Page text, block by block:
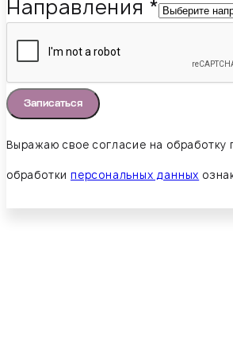
Направления *
Записаться
Выражаю свое согласие на
обработкиперсональных данных